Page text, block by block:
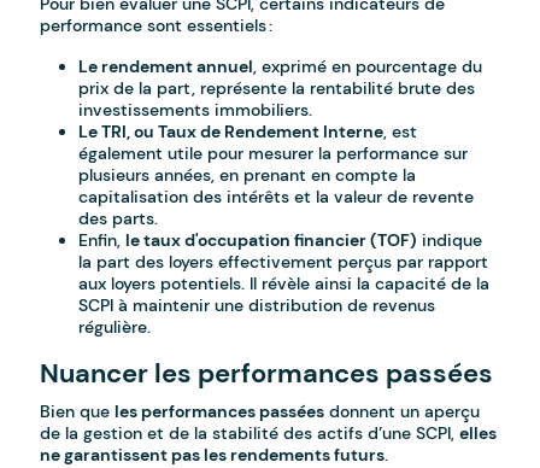
performance sont essentiels :
Le rendement annuel, exprimé en pourcentage du
prix de la part, représente la rentabilité brute des
investissements immobiliers.
Le TRI, ou Taux de Rendement Interne, est
également utile pour mesurer la performance sur
plusieurs années, en prenant en compte la
capitalisation des intérêts et la valeur de revente
des parts.
Enfin,le taux d'occupation financier (TOF) indique
la part des loyers effectivement perçus par rapport
aux loyers potentiels. Il révèle ainsi la capacité de la
SCPI à maintenir une distribution de revenus
régulière.
Nuancer les performances passées
Bien queles performances passées donnent un aperçu
de la gestion et de la stabilité des actifs d’une SCPI,elles
ne garantissent pas les rendements futurs.